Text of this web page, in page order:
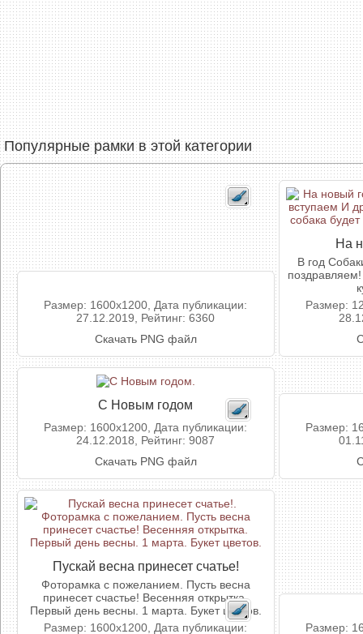
Популярные рамки в этой категории
Размер: 1600x1200, Дата публикации:
27.12.2019, Рейтинг: 6360
Скачать PNG файл
На
В год
Размер:
С Новым годом
Размер: 1600x1200, Дата публикации:
24.12.2018, Рейтинг: 9087
Скачать PNG файл
Размер:
Пускай весна принесет счатье!
Фоторамка с пожеланием. Пусть весна
принесет счастье! Весенняя открытка.
Первый день весны. 1 марта. Букет цветов.
Размер: 1600x1200, Дата публикации:
Размер: